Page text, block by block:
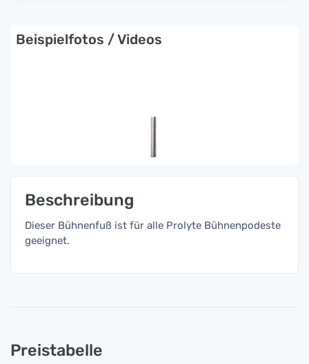
Beispielfotos / Videos
Beschreibung
Dieser Bühnenfuß ist für alle Prolyte Bühnenpodeste
geeignet.
Preistabelle